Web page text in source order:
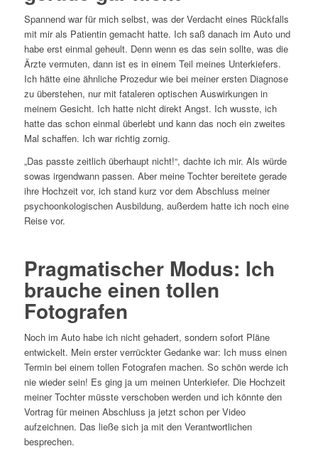
Spannend war für mich selbst, was der Verdacht eines Rückfalls
mit mir als Patientin gemacht hatte. Ich saß danach im Auto und
habe erst einmal geheult. Denn wenn es das sein sollte, was die
Ärzte vermuten, dann ist es in einem Teil meines Unterkiefers.
Ich hätte eine ähnliche Prozedur wie bei meiner ersten Diagnose
zu überstehen, nur mit fataleren optischen Auswirkungen in
meinem Gesicht. Ich hatte nicht direkt Angst. Ich wusste, ich
hatte das schon einmal überlebt und kann das noch ein zweites
Mal schaffen. Ich war richtig zornig.
„Das passte zeitlich überhaupt nicht!“, dachte ich mir. Als würde
sowas irgendwann passen. Aber meine Tochter bereitete gerade
ihre Hochzeit vor, ich stand kurz vor dem Abschluss meiner
psychoonkologischen Ausbildung, außerdem hatte ich noch eine
Reise vor.
Pragmatischer Modus: Ich
brauche einen tollen
Fotografen
Noch im Auto habe ich nicht gehadert, sondern sofort Pläne
entwickelt. Mein erster verrückter Gedanke war: Ich muss einen
Termin bei einem tollen Fotografen machen. So schön werde ich
nie wieder sein! Es ging ja um meinen Unterkiefer. Die Hochzeit
meiner Tochter müsste verschoben werden und ich könnte den
Vortrag für meinen Abschluss ja jetzt schon per Video
aufzeichnen. Das ließe sich ja mit den Verantwortlichen
besprechen.